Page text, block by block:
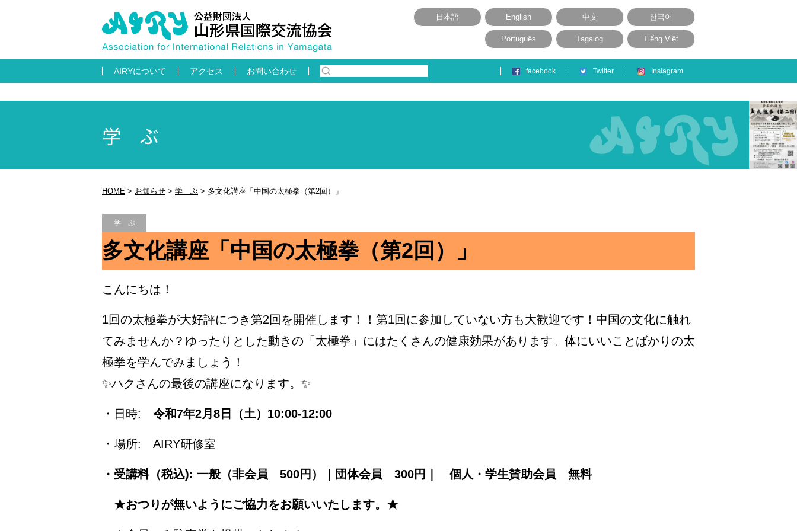
日本語 English 中文 한국어
Português Tagalog Tiếng Việt
AIRYについて アクセス お問い合わせ facebook Twitter Instagram
学 ぶ
HOME > お知らせ > 学 ぶ > 多文化講座「中国の太極拳（第2回）」
学 ぶ
多文化講座「中国の太極拳（第2回）」
こんにちは！
1回の太極拳が大好評につき第2回を開催します！！第1回に参加していない方も大歓迎です！中国の文化に触れ
てみませんか？ゆったりとした動きの「太極拳」にはたくさんの健康効果があります。体にいいことばかりの太
極拳を学んでみましょう！
✨ハクさんの最後の講座になります。✨
・日時: 令和7年2月8日（土）10:00-12:00
・場所: AIRY研修室
・受講料（税込): 一般（非会員 500円）｜団体会員 300円｜ 個人・学生賛助会員 無料
★おつりが無いようにご協力をお願いいたします。★